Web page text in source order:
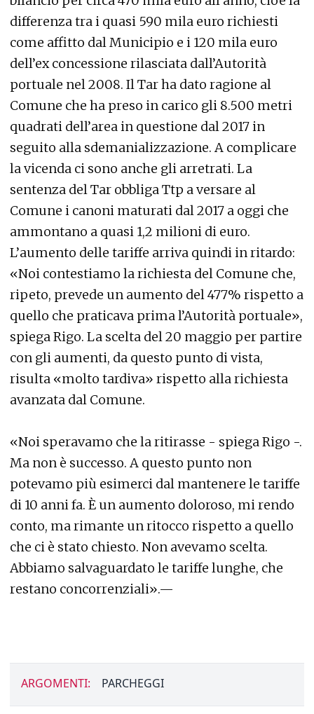
differenza tra i quasi 590 mila euro richiesti
come affitto dal Municipio e i 120 mila euro
dell’ex concessione rilasciata dall’Autorità
portuale nel 2008. Il Tar ha dato ragione al
Comune che ha preso in carico gli 8.500 metri
quadrati dell’area in questione dal 2017 in
seguito alla sdemanializzazione. A complicare
la vicenda ci sono anche gli arretrati. La
sentenza del Tar obbliga Ttp a versare al
Comune i canoni maturati dal 2017 a oggi che
ammontano a quasi 1,2 milioni di euro.
L’aumento delle tariffe arriva quindi in ritardo:
«Noi contestiamo la richiesta del Comune che,
ripeto, prevede un aumento del 477% rispetto a
quello che praticava prima l’Autorità portuale»,
spiega Rigo. La scelta del 20 maggio per partire
con gli aumenti, da questo punto di vista,
risulta «molto tardiva» rispetto alla richiesta
avanzata dal Comune.
«Noi speravamo che la ritirasse - spiega Rigo -.
Ma non è successo. A questo punto non
potevamo più esimerci dal mantenere le tariffe
di 10 anni fa. È un aumento doloroso, mi rendo
conto, ma rimante un ritocco rispetto a quello
che ci è stato chiesto. Non avevamo scelta.
Abbiamo salvaguardato le tariffe lunghe, che
restano concorrenziali».—
ARGOMENTI: PARCHEGGI